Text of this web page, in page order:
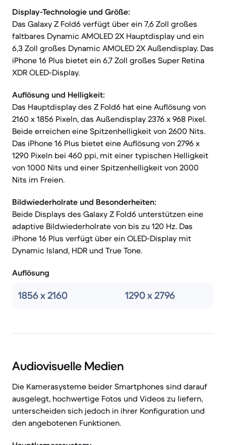
Display-Technologie und Größe:
Das Galaxy Z Fold6 verfügt über ein 7,6 Zoll großes
faltbares Dynamic AMOLED 2X Hauptdisplay und ein
6,3 Zoll großes Dynamic AMOLED 2X Außendisplay. Das
iPhone 16 Plus bietet ein 6,7 Zoll großes Super Retina
XDR OLED-Display.
Auflösung und Helligkeit:
Das Hauptdisplay des Z Fold6 hat eine Auflösung von
2160 x 1856 Pixeln, das Außendisplay 2376 x 968 Pixel.
Beide erreichen eine Spitzenhelligkeit von 2600 Nits.
Das iPhone 16 Plus bietet eine Auflösung von 2796 x
1290 Pixeln bei 460 ppi, mit einer typischen Helligkeit
von 1000 Nits und einer Spitzenhelligkeit von 2000
Nits im Freien.
Bildwiederholrate und Besonderheiten:
Beide Displays des Galaxy Z Fold6 unterstützen eine
adaptive Bildwiederholrate von bis zu 120 Hz. Das
iPhone 16 Plus verfügt über ein OLED-Display mit
Dynamic Island, HDR und True Tone.
Auflösung
1856 x 2160 1290 x 2796
Audiovisuelle Medien
Die Kamerasysteme beider Smartphones sind darauf
ausgelegt, hochwertige Fotos und Videos zu liefern,
unterscheiden sich jedoch in ihrer Konfiguration und
den angebotenen Funktionen.